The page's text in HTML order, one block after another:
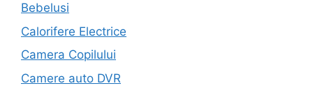
Bebelusi
Calorifere Electrice
Camera Copilului
Camere auto DVR